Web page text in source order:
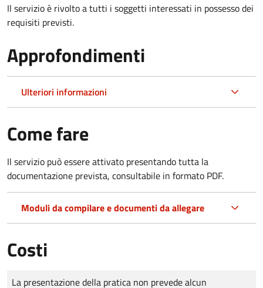
Il servizio è rivolto a tutti i soggetti interessati in possesso dei
requisiti previsti.
Approfondimenti
Ulteriori informazioni
Come fare
Il servizio può essere attivato presentando tutta la
documentazione prevista, consultabile in formato PDF.
Moduli da compilare e documenti da allegare
Costi
Tipo di pagamento
Importo
La presentazione della pratica non prevede alcun